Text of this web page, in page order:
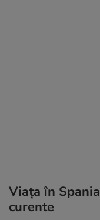
Viața în
curente